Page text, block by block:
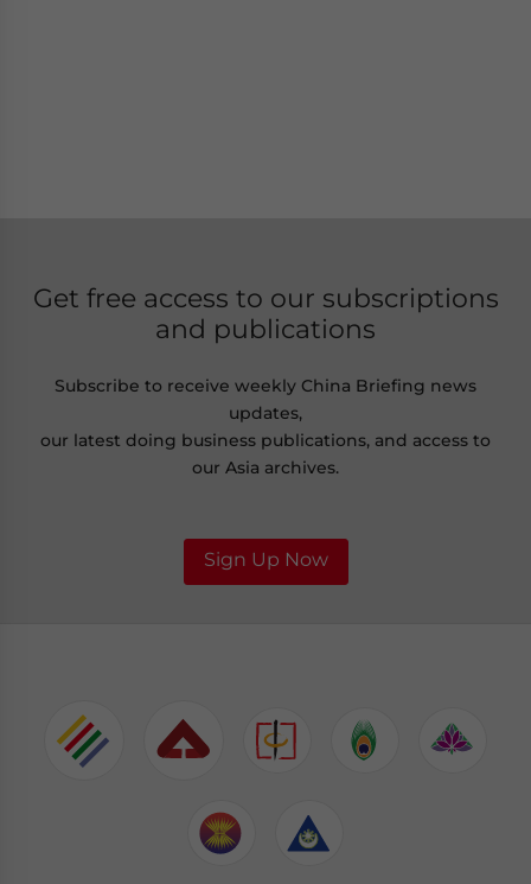
Get free access to our subscriptions
and publications
Subscribe to receive weekly China Briefing news
updates,
our latest doing business publications, and access to
our Asia archives.
Sign Up Now